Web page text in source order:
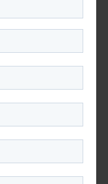
ォロワーに伸び悩んで
インフルエンサーマー
くのか？・・など、SNS
S […]